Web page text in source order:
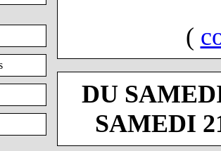
(
DU
SAMEDI